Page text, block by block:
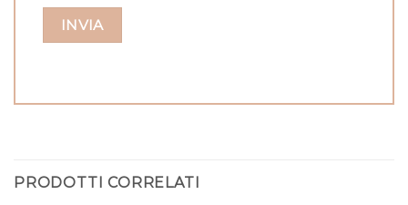
PRODOTTI CORRELATI